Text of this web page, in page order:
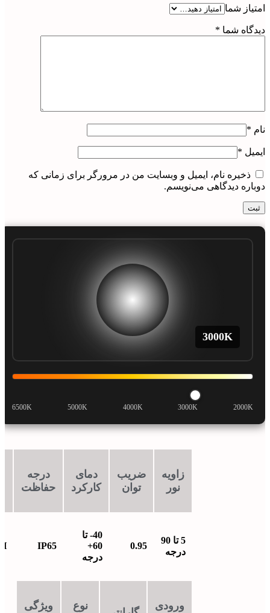
امتیاز شما
دیدگاه شما *
نام *
ایمیل *
ذخیره نام، ایمیل و وبسایت من در مرورگر برای زمانی که
دوباره دیدگاهی می‌نویسم.
3000K
2000K
3000K
4000K
5000K
6500K
زاویه
نور
ضریب
توان
دمای
کارکرد
درجه
حفاظت
5 تا 90
درجه
0.95
40- تا
60+
درجه
IP65
ورودی نوع ویژگی